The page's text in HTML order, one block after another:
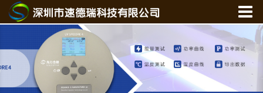
关于我们
产品中心
新闻中心